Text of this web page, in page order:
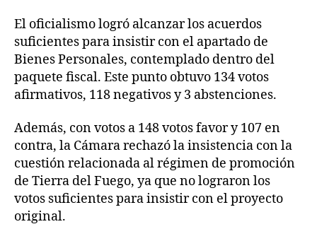
El oficialismo logró alcanzar los acuerdos
suficientes para insistir con el apartado de
Bienes Personales, contemplado dentro del
paquete fiscal. Este punto obtuvo 134 votos
afirmativos, 118 negativos y 3 abstenciones.
Además, con votos a 148 votos favor y 107 en
contra, la Cámara rechazó la insistencia con la
cuestión relacionada al régimen de promoción
de Tierra del Fuego, ya que no lograron los
votos suficientes para insistir con el proyecto
original.